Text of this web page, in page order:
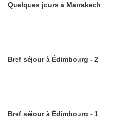
Quelques jours à Marrakech
Bref séjour à Édimbourg - 2
Bref séjour à Édimbourg - 1